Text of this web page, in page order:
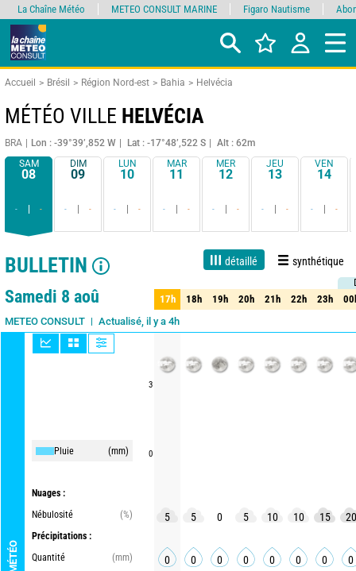
Accueil Brésil Région Nord-est Bahia Helvécia
MÉTÉO VILLE HELVÉCIA
BRA Lon : -39°39’,852 W Lat : -17°48’,522 S
Alt : 62m
SAM
08
- -
DIM
09
- -
LUN
10
- -
MAR
11
- -
MER
12
- -
JEU
13
- -
VEN
14
- -
BULLETIN détaillé synthétique
1 jour 3 jours 7 jours 15 jours Fiabilité 90%
Samedi 8 aoû
METEO CONSULT Actualisé, il y a 4h
MÉTÉO
Pluie (mm)
Nuages :
Nébulosité
(%)
Précipitations :
Quantité
(mm)
3
0
17h 18h 19h 20h 21h 22h 23h
17h 18h 19h 20h 21h 22h 23h
5 5 0 5 10 10 15 20
0 0 0 0 0 0 0 0
La Chaîne Météo METEO CONSULT MARINE Figaro Nautisme